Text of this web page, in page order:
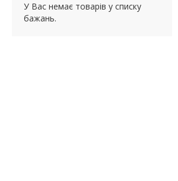
У Вас немає товарів у списку
бажань.